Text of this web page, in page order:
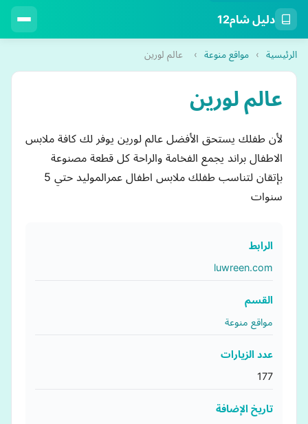
دليل شام12
الرئيسية › مواقع منوعة › عالم لورين
عالم لورين
لأن طفلك يستحق الأفضل عالم لورين يوفر لك كافة ملابس
الاطفال براند يجمع الفخامة والراحة كل قطعة مصنوعة
بإتقان لتناسب طفلك ملابس اطفال عمرالموليد حتي 5
سنوات
الرابط
luwreen.com
القسم
مواقع منوعة
عدد الزيارات
177
تاريخ الإضافة